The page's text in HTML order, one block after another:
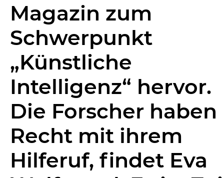
Magazin zum
Schwerpunkt
„Künstliche
Intelligenz“ hervor.
Die Forscher haben
Recht mit ihrem
Hilferuf, findet Eva